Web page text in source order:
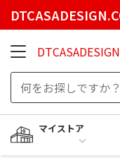
マイストア